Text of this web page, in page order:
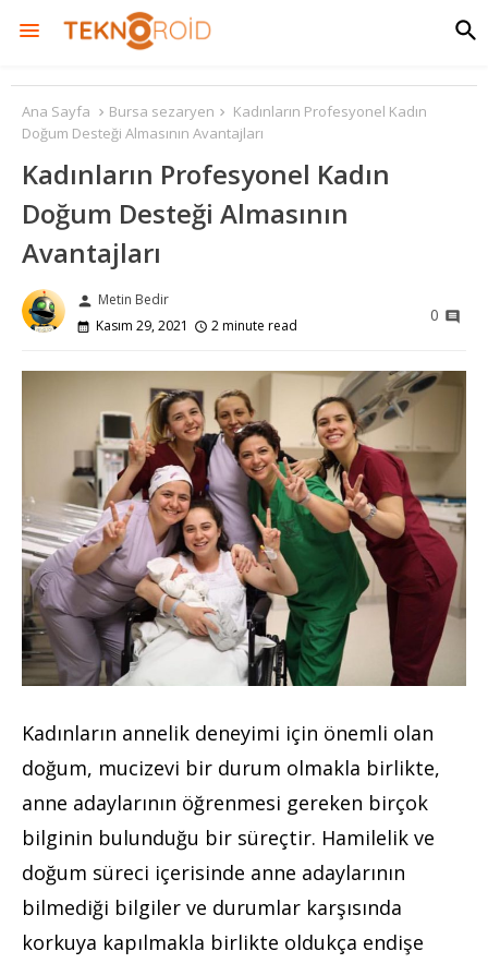
Ana Sayfa Bursa sezaryen
Kadınların Profesyonel Kadın
Doğum Desteği Almasının Avantajları
Kadınların Profesyonel Kadın
Doğum Desteği Almasının
Avantajları
person Metin Bedir
Kasım 29, 2021
2 minute read
0
Kadınların annelik deneyimi için önemli olan
doğum, mucizevi bir durum olmakla birlikte,
anne adaylarının öğrenmesi gereken birçok
bilginin bulunduğu bir süreçtir. Hamilelik ve
doğum süreci içerisinde anne adaylarının
bilmediği bilgiler ve durumlar karşısında
korkuya kapılmakla birlikte oldukça endişe